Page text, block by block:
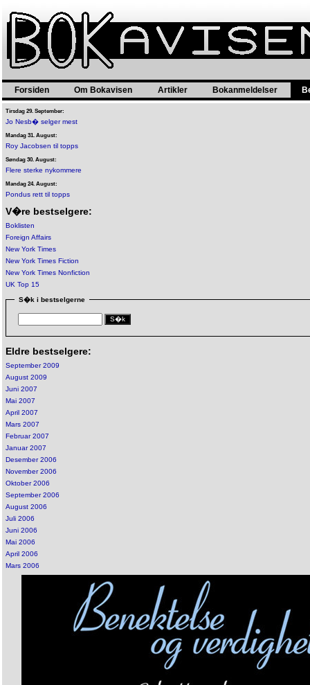
Forsiden Om Bokavisen Artikler Bokanmeldelser
Tirsdag 29. September:
Jo Nesb� selger mest
Mandag 31. August:
Roy Jacobsen til topps
Søndag 30. August:
Flere sterke nykommere
Mandag 24. August:
Pondus rett til topps
V�re bestselgere:
Boklisten
Foreign Affairs
New York Times
New York Times Fiction
New York Times Nonfiction
UK Top 15
S�k i bestselgerne
Eldre bestselgere:
September 2009
August 2009
Juni 2007
Mai 2007
April 2007
Mars 2007
Februar 2007
Januar 2007
Desember 2006
November 2006
Oktober 2006
September 2006
August 2006
Juli 2006
Juni 2006
Mai 2006
April 2006
Mars 2006